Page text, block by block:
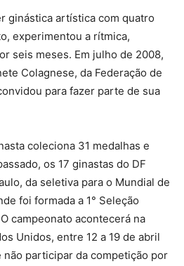
ginástica artística com quatro
experimentou a rítmica,
seis meses. Em julho de 2008,
Colagnese, da Federação de
para fazer parte de sua
coleciona 31 medalhas e
os 17 ginastas do DF
da seletiva para o Mundial de
foi formada a 1° Seleção
campeonato acontecerá na
Unidos, entre 12 a 19 de abril
não participar da competição por